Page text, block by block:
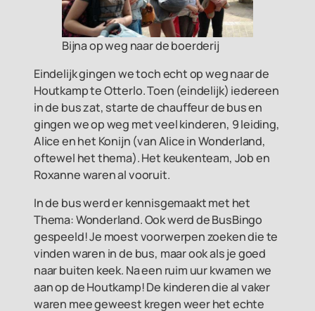
Bijna op weg naar de boerderij
Eindelijk gingen we toch echt op weg naar de
Houtkamp te Otterlo. Toen (eindelijk) iedereen
in de bus zat, starte de chauffeur de bus en
gingen we op weg met veel kinderen, 9 leiding,
Alice en het Konijn (van Alice in Wonderland,
oftewel het thema). Het keukenteam, Job en
Roxanne waren al vooruit.
In de bus werd er kennisgemaakt met het
Thema: Wonderland. Ook werd de BusBingo
gespeeld! Je moest voorwerpen zoeken die te
vinden waren in de bus, maar ook als je goed
naar buiten keek. Na een ruim uur kwamen we
aan op de Houtkamp! De kinderen die al vaker
waren mee geweest kregen weer het echte